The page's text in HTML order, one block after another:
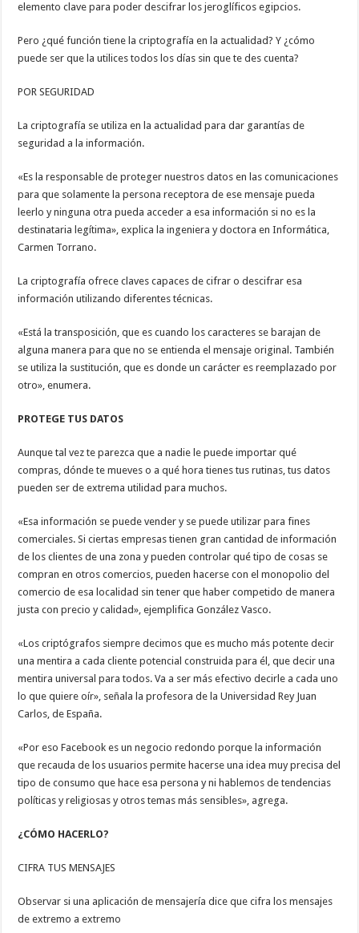
elemento clave para poder descifrar los jeroglíficos egipcios.
Pero ¿qué función tiene la criptografía en la actualidad? Y ¿cómo
puede ser que la utilices todos los días sin que te des cuenta?
POR SEGURIDAD
La criptografía se utiliza en la actualidad para dar garantías de
seguridad a la información.
«Es la responsable de proteger nuestros datos en las comunicaciones
para que solamente la persona receptora de ese mensaje pueda
leerlo y ninguna otra pueda acceder a esa información si no es la
destinataria legítima», explica la ingeniera y doctora en Informática,
Carmen Torrano.
La criptografía ofrece claves capaces de cifrar o descifrar esa
información utilizando diferentes técnicas.
«Está la transposición, que es cuando los caracteres se barajan de
alguna manera para que no se entienda el mensaje original. También
se utiliza la sustitución, que es donde un carácter es reemplazado por
otro», enumera.
PROTEGE TUS DATOS
Aunque tal vez te parezca que a nadie le puede importar qué
compras, dónde te mueves o a qué hora tienes tus rutinas, tus datos
pueden ser de extrema utilidad para muchos.
«Esa información se puede vender y se puede utilizar para fines
comerciales. Si ciertas empresas tienen gran cantidad de información
de los clientes de una zona y pueden controlar qué tipo de cosas se
compran en otros comercios, pueden hacerse con el monopolio del
comercio de esa localidad sin tener que haber competido de manera
justa con precio y calidad», ejemplifica González Vasco.
«Los criptógrafos siempre decimos que es mucho más potente decir
una mentira a cada cliente potencial construida para él, que decir una
mentira universal para todos. Va a ser más efectivo decirle a cada uno
lo que quiere oír», señala la profesora de la Universidad Rey Juan
Carlos, de España.
«Por eso Facebook es un negocio redondo porque la información
que recauda de los usuarios permite hacerse una idea muy precisa del
tipo de consumo que hace esa persona y ni hablemos de tendencias
políticas y religiosas y otros temas más sensibles», agrega.
¿CÓMO HACERLO?
CIFRA TUS MENSAJES
Observar si una aplicación de mensajería dice que cifra los mensajes
de extremo a extremo